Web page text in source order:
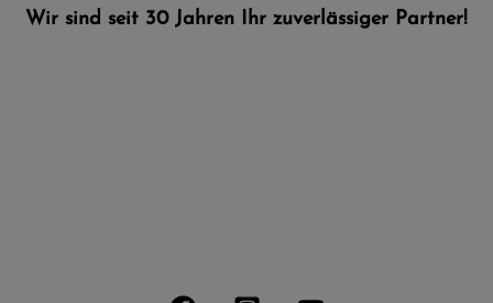
Wir sind seit 30 Jahren Ihr zuverlässiger Partner!